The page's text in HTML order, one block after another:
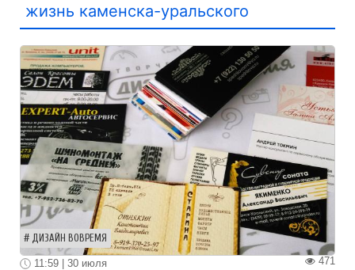
жизнь каменска-уральского
ДИЗАЙН ВОВРЕМЯ
471
11:59 | 30 июля